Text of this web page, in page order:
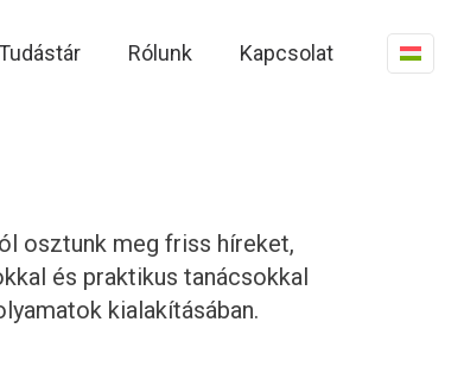
Tudástár Rólunk Kapcsolat
osztunk meg friss híreket,
és praktikus tanácsokkal
kialakításában.